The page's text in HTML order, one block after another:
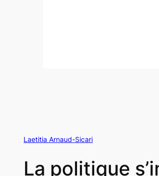
Laetitia Arnaud-Sicari
La politique